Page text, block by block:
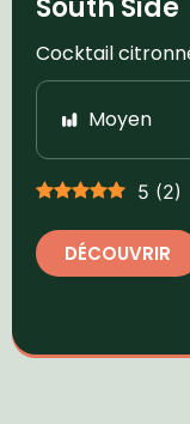
South Side
Cocktail
Moyen
5 (2)
DÉCOUVRIR